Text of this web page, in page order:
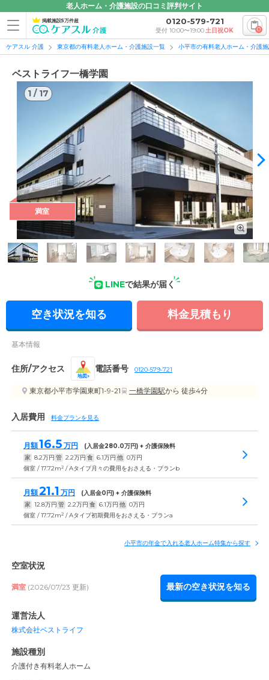
老人ホーム・介護施設の口コミ評判サイト
掲載施設5万件超 0120-579-721
受付 10:00〜19:00土日祝OK 0
ケアスル 介護 東京都の有料老人ホーム・介護施設一覧 小平市の有料老人ホーム・介護
ベストライフ一橋学園
1 / 17
外観: 小平市学園東町の住宅型有料老人ホーム。「ベストボラ
ンティアクラブ」の活動により、地域との交流が図れます。
満室
LINEで結果が届く
空き状況を知る 料金見積もり
基本情報
住所/アクセス
地図
電話番号 0120-579-721
東京都小平市学園東町1-9-21 一橋学園駅から 徒歩4分
入居費用 料金プランを見る
月額16.5 万円 (入居金280.0万円) + 介護保険料
家 8.2万円 管 2.2万円 食 6.1万円 他 0万円
個室 / 17.72m2 / Aタイプ月々の費用をおさえる・プランb
月額21.1 万円 (入居金0 円) + 介護保険料
家 12.8万円 管 2.2万円 食 6.1万円 他 0万円
個室 / 17.72m2 / Aタイプ初期費用をおさえる・プランa
小平市の年金で入れる老人ホーム特集から探す
空室状況
満室 (2026/07/23 更新) 最新の空き状況を知る
運営法人
株式会社ベストライフ
施設種別
介護付き有料老人ホーム